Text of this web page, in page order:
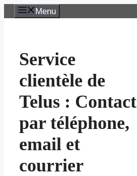
Aller
au
Menu
Service
clientèle de
Telus : Contact
par téléphone,
email et
courrier